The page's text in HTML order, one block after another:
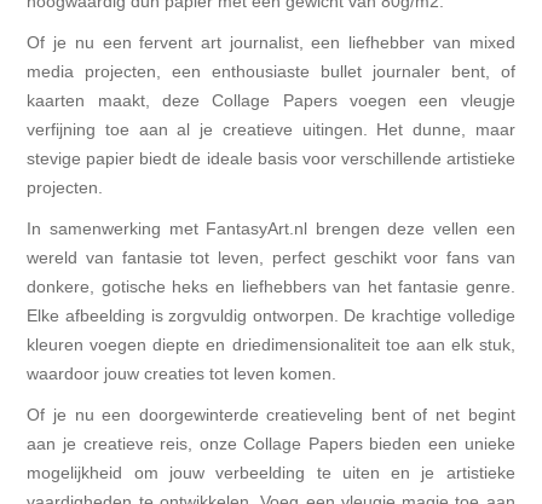
Of je nu een fervent art journalist, een liefhebber van mixed
media projecten, een enthousiaste bullet journaler bent, of
kaarten maakt, deze Collage Papers voegen een vleugje
verfijning toe aan al je creatieve uitingen. Het dunne, maar
stevige papier biedt de ideale basis voor verschillende artistieke
projecten.
In samenwerking met FantasyArt.nl brengen deze vellen een
wereld van fantasie tot leven, perfect geschikt voor fans van
donkere, gotische heks en liefhebbers van het fantasie genre.
Elke afbeelding is zorgvuldig ontworpen. De krachtige volledige
kleuren voegen diepte en driedimensionaliteit toe aan elk stuk,
waardoor jouw creaties tot leven komen.
Of je nu een doorgewinterde creatieveling bent of net begint
aan je creatieve reis, onze Collage Papers bieden een unieke
mogelijkheid om jouw verbeelding te uiten en je artistieke